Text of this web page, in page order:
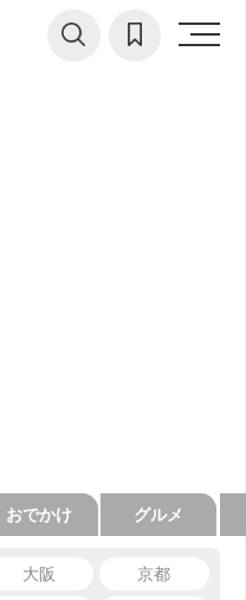
おでかけ グルメ
大阪
京都